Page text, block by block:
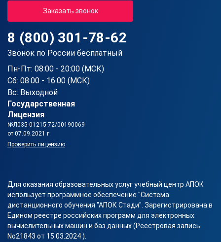
Заказать звонок
8 (800) 301-78-62
Звонок по России бесплатный
Пн-Пт: 08:00 - 20:00 (МСК)
Сб: 08:00 - 16:00 (МСК)
Вс: Выходной
Государственная
Лицензия
№Л035-01215-72/00190069
от 07.09.2021 г.
Проверить лицензию
Для оказания образовательных услуг учебный центр АПОК
использует программное обеспечение "Система
дистанционного обучения "АПОК Стади". Зарегистрирована в
Едином реестре российских программ для электронных
вычислительных машин и баз данных (Реестровая запись
No21843 от 15.03.2024 ).